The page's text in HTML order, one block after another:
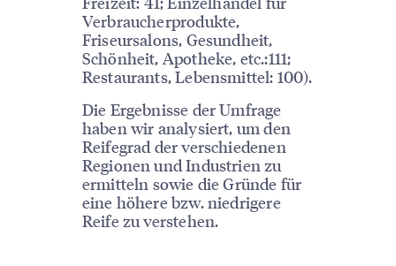
Verbraucherprodukte,
Friseursalons, Gesundheit,
Schönheit, Apotheke, etc.:111;
Restaurants, Lebensmittel: 100).
Die Ergebnisse der Umfrage
haben wir analysiert, um den
Reifegrad der verschiedenen
Regionen und Industrien zu
ermitteln sowie die Gründe für
eine höhere bzw. niedrigere
Reife zu verstehen.